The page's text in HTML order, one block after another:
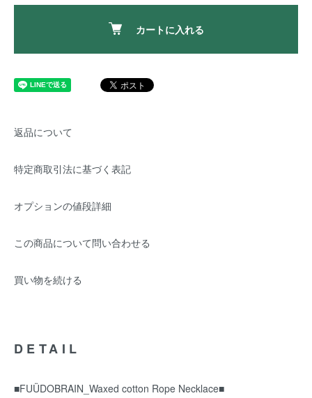
カートに入れる
返品について
特定商取引法に基づく表記
オプションの値段詳細
この商品について問い合わせる
買い物を続ける
DETAIL
■FUÜDOBRAIN_Waxed cotton Rope Necklace■